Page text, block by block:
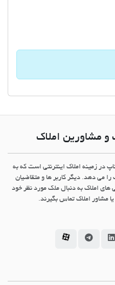
و مشاورین املاک
در زمینه املاک اینترنتی است که به
را می دهد. دیگر کاربر ها و متقاضیان
های املاک به دنبال ملک مورد نظر خود
مشاور املاک تماس بگیرند.
فیسبوک
جاما در توئیتر
سامانه جاما در لینکداین
سامانه جاما در تلگرام
سامانه جاما در آپارات